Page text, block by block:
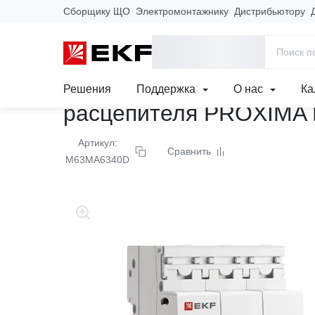
Сборщику ЩО Электромонтажнику Дистрибьютору
Решения Поддержка О нас
Главная
Автоматический
расцепителя PROXIMA
Артикул:
M63MA6340D
Сравнить